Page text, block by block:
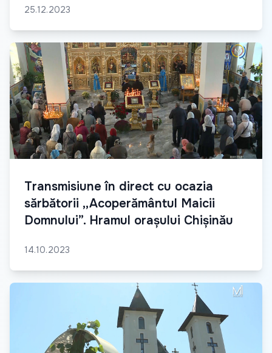
25.12.2023
Transmisiune în direct cu ocazia
sărbătorii ,,Acoperământul Maicii
Domnului”. Hramul orașului Chișinău
14.10.2023